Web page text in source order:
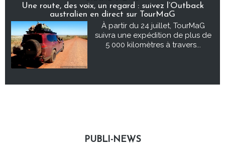
Une route, des voix, un regard : suivez l’Outback
australien en direct sur TourMaG
À partir du 24 juillet, TourMaG
suivra une expédition de plus de
5 000 kilomètres à travers...
PUBLI-NEWS